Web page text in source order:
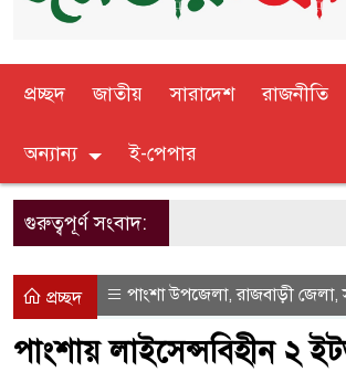
প্রচ্ছদ জাতীয় সারাদেশ রাজনীতি
অন্যান্য ই-পেপার
গুরুত্বপূর্ণ সংবাদ:
প্রচ্ছদ পাংশা উপজেলা,রাজবাড়ী জেলা,
পাংশায় লাইসেন্সবিহীন ২